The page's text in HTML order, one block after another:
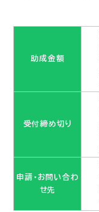
助成金額
受付締め切り
申請・お問い合わ
せ先